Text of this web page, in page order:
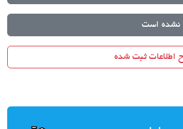
نشده است
اطلاعات ثبت شده